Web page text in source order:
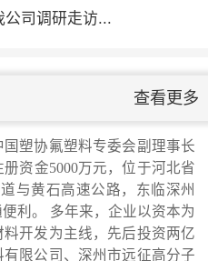
《桥梁支座用高分子材料
会在京召开...
查看更多
塑协氟塑料专委会副理事长
资金5000万元，位于河北省
与黄石高速公路，东临深州
利。 多年来，企业以资本为
开发为主线，先后投资两亿
限公司、深州市远征高分子
新闻动态